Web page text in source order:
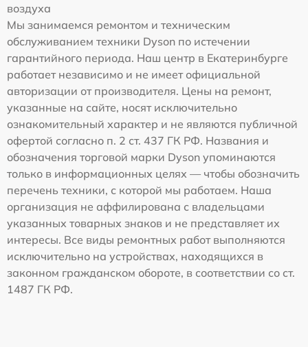
воздуха
Мы занимаемся ремонтом и техническим
обслуживанием техники Dyson по истечении
гарантийного периода. Наш центр в Екатеринбурге
работает независимо и не имеет официальной
авторизации от производителя. Цены на ремонт,
указанные на сайте, носят исключительно
ознакомительный характер и не являются публичной
офертой согласно п. 2 ст. 437 ГК РФ. Названия и
обозначения торговой марки Dyson упоминаются
только в информационных целях — чтобы обозначить
перечень техники, с которой мы работаем. Наша
организация не аффилирована с владельцами
указанных товарных знаков и не представляет их
интересы. Все виды ремонтных работ выполняются
исключительно на устройствах, находящихся в
законном гражданском обороте, в соответствии со ст.
1487 ГК РФ.